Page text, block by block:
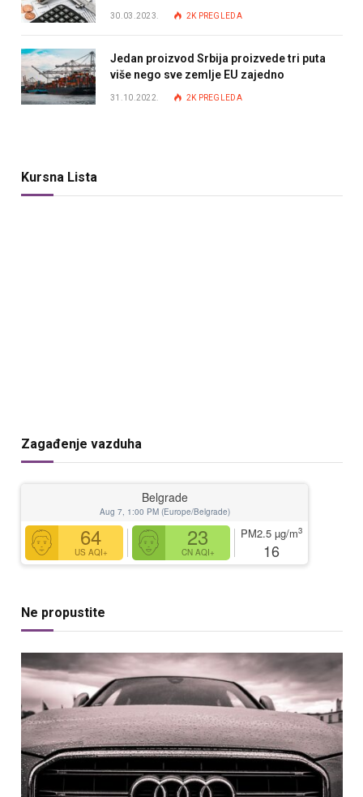
30.03.2023. 2K PREGLEDA
Jedan proizvod Srbija proizvede tri puta
više nego sve zemlje EU zajedno
31.10.2022. 2K PREGLEDA
Kursna Lista
Zagađenje vazduha
Belgrade
Aug 7, 1:00 PM (Europe/Belgrade)
64
US AQI+
23
CN AQI+
PM2.5 µg/m3
16
Ne propustite